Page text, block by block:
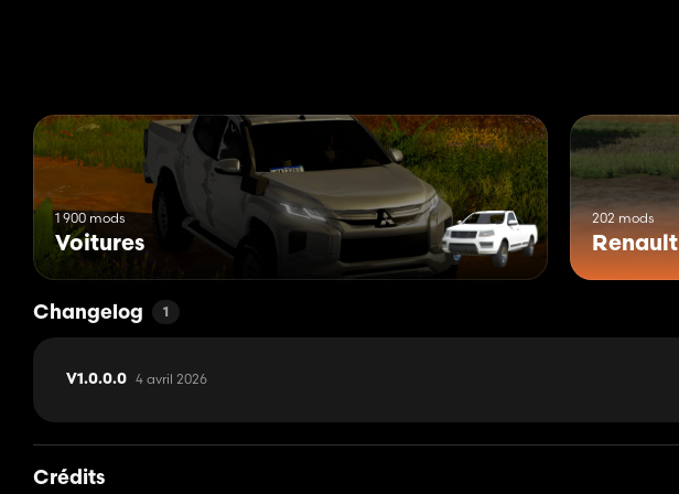
1 900 mods
Voitures
202 mods
Renault
Changelog 1
V1.0.0.0 4 avril 2026
Crédits